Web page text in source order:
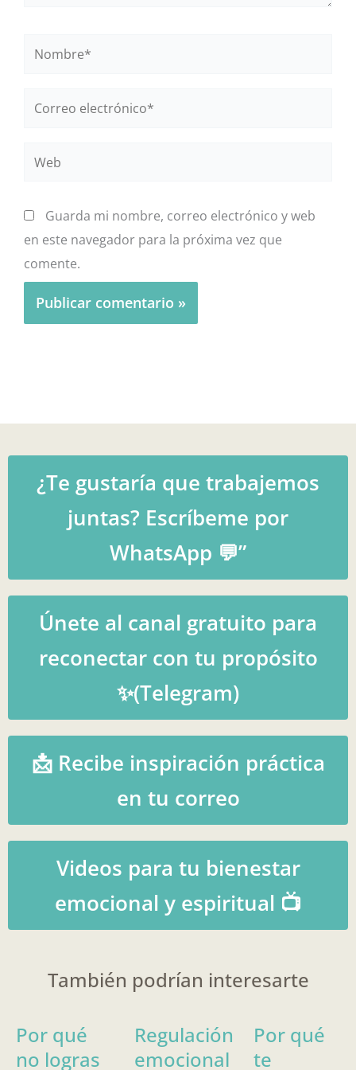
Nombre*
Correo
Web
Guarda mi nombre, correo electrónico y web
en este navegador para la próxima vez que
comente.
¿Te gustaría que trabajemos
juntas? Escríbeme por
WhatsApp 💬”
Únete al canal gratuito para
reconectar con tu propósito
✨(Telegram)
📩 Recibe inspiración práctica
en tu correo
Videos para tu bienestar
emocional y espiritual 📺
También podrían interesarte
Por qué
no logras
Regulación
emocional
Por qué
te